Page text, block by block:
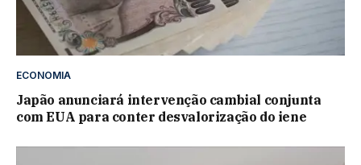
ECONOMIA
Japão anunciará intervenção cambial conjunta
com EUA para conter desvalorização do iene